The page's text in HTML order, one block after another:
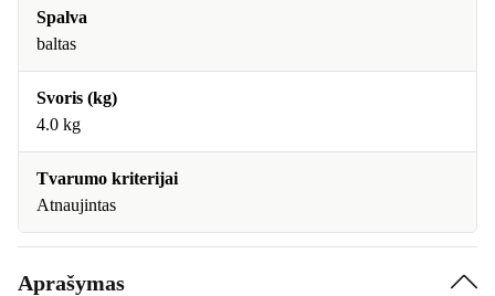
Spalva
baltas
Svoris (kg)
4.0 kg
Tvarumo kriterijai
Atnaujintas
Aprašymas